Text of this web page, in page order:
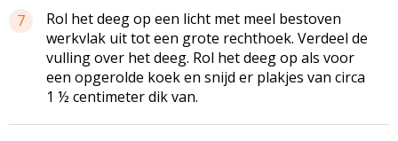
7
Rol het deeg op een licht met meel bestoven
werkvlak uit tot een grote rechthoek. Verdeel de
vulling over het deeg. Rol het deeg op als voor
een opgerolde koek en snijd er plakjes van circa
1 ½ centimeter dik van.